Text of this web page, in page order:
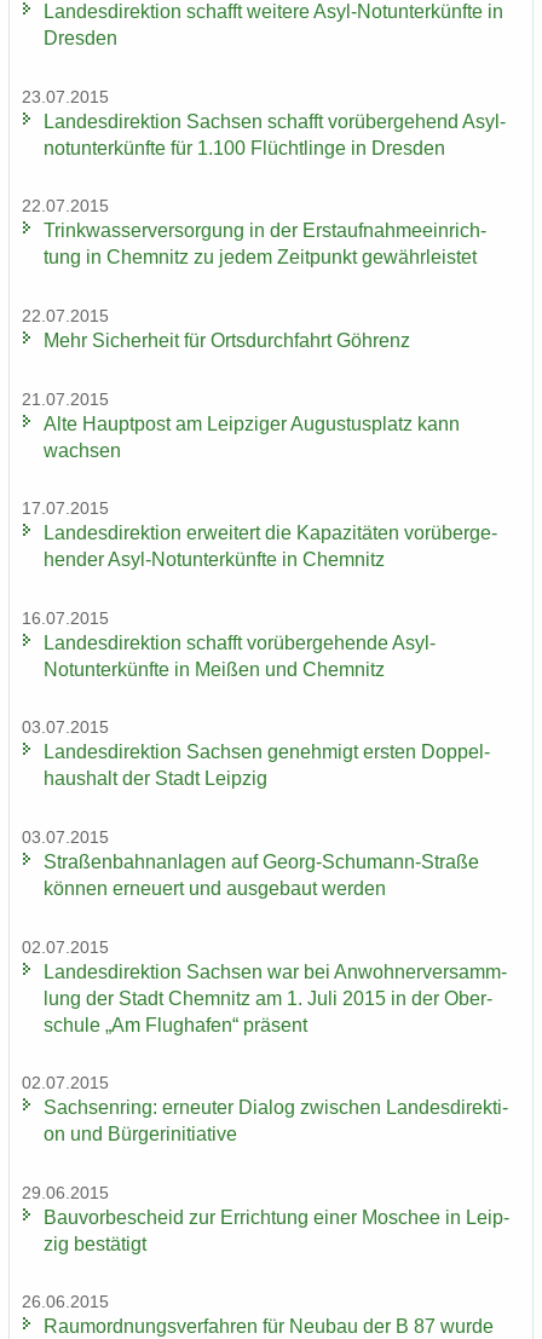
Lan­des­di­rek­ti­on schafft wei­te­re Asyl-​Notunterkünfte in
Dres­den
23.07.2015
Lan­des­di­rek­ti­on Sach­sen schafft vor­über­ge­hend Asyl­
not­un­ter­künf­te für 1.100 Flücht­lin­ge in Dres­den
22.07.2015
Trink­was­ser­ver­sor­gung in der Erst­auf­nah­me­ein­rich­
tung in Chem­nitz zu jedem Zeit­punkt ge­währ­leis­tet
22.07.2015
Mehr Si­cher­heit für Orts­durch­fahrt Göh­renz
21.07.2015
Alte Haupt­post am Leip­zi­ger Au­gus­tus­platz kann
wach­sen
17.07.2015
Lan­des­di­rek­ti­on er­wei­tert die Ka­pa­zi­tä­ten vor­über­ge­
hen­der Asyl-​Notunter­künfte in Chem­nitz
16.07.2015
Lan­des­di­rek­ti­on schafft vor­über­ge­hen­de Asyl-​
Notunter­künfte in Mei­ßen und Chem­nitz
03.07.2015
Lan­des­di­rek­ti­on Sach­sen ge­neh­migt ers­ten Dop­pel­
haus­halt der Stadt Leip­zig
03.07.2015
Stra­ßen­bahn­an­la­gen auf Georg-​Schumann-Straße
kön­nen er­neu­ert und aus­ge­baut wer­den
02.07.2015
Lan­des­di­rek­ti­on Sach­sen war bei An­woh­ner­ver­samm­
lung der Stadt Chem­nitz am 1. Juli 2015 in der Ober­
schu­le „Am Flug­ha­fen“ prä­sent
02.07.2015
Sach­sen­ring: er­neu­ter Dia­log zwi­schen Lan­des­di­rek­ti­
on und Bür­ger­initia­ti­ve
29.06.2015
Bau­vor­be­scheid zur Er­rich­tung einer Mo­schee in Leip­
zig be­stä­tigt
26.06.2015
Raum­ord­nungs­ver­fah­ren für Neu­bau der B 87 wurde